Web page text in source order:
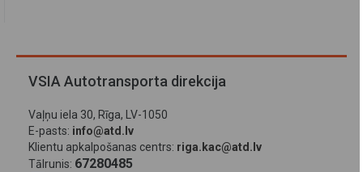
VSIA Autotransporta direkcija
Vaļņu iela 30, Rīga, LV-1050
E-pasts: info@atd.lv
Klientu apkalpošanas centrs: riga.kac@atd.lv
Tālrunis: 67280485